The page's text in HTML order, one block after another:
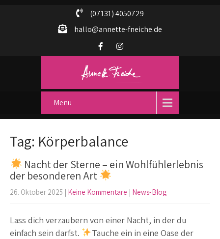
(07131) 4050729
hallo@annette-fneiche.de
Menu
Tag: Körperbalance
Nacht der Sterne – ein Wohlfühlerlebnis
der besonderen Art
26. Oktober 2025 | Keine Kommentare | News-Blog
Lass dich verzaubern von einer Nacht, in der du
einfach sein darfst.
Tauche ein in eine Oase der